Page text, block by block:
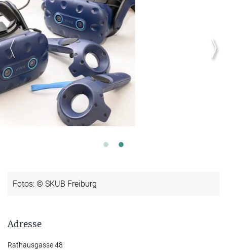
Fotos: © SKUB Freiburg
Adresse
Rathausgasse 48